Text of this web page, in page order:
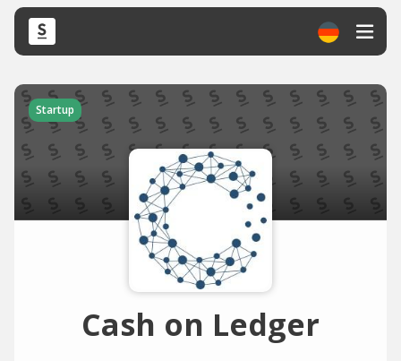
Startup
Cash on Ledger